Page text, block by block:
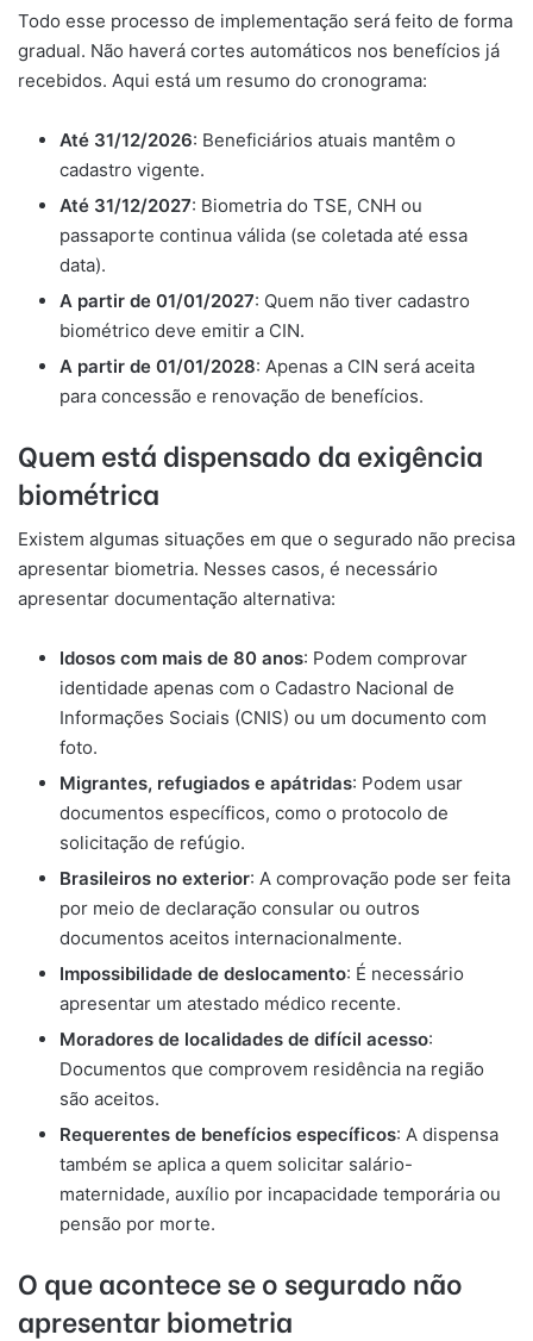
Todo esse processo de implementação será feito de forma
gradual. Não haverá cortes automáticos nos benefícios já
recebidos. Aqui está um resumo do cronograma:
Até 31/12/2026: Beneficiários atuais mantêm o
cadastro vigente.
Até 31/12/2027: Biometria do TSE, CNH ou
passaporte continua válida (se coletada até essa
data).
A partir de 01/01/2027: Quem não tiver cadastro
biométrico deve emitir a CIN.
A partir de 01/01/2028: Apenas a CIN será aceita
para concessão e renovação de benefícios.
Quem está dispensado da exigência
biométrica
Existem algumas situações em que o segurado não precisa
apresentar biometria. Nesses casos, é necessário
apresentar documentação alternativa:
Idosos com mais de 80 anos: Podem comprovar
identidade apenas com o Cadastro Nacional de
Informações Sociais (CNIS) ou um documento com
foto.
Migrantes, refugiados e apátridas: Podem usar
documentos específicos, como o protocolo de
solicitação de refúgio.
Brasileiros no exterior: A comprovação pode ser feita
por meio de declaração consular ou outros
documentos aceitos internacionalmente.
Impossibilidade de deslocamento: É necessário
apresentar um atestado médico recente.
Moradores de localidades de difícil acesso:
Documentos que comprovem residência na região
são aceitos.
Requerentes de benefícios específicos: A dispensa
também se aplica a quem solicitar salário-
maternidade, auxílio por incapacidade temporária ou
pensão por morte.
O que acontece se o segurado não
apresentar biometria